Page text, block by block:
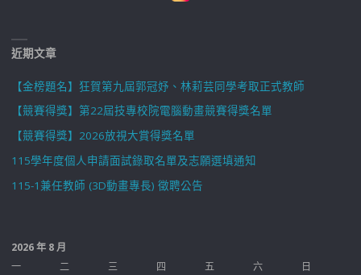
近期文章
【金榜題名】狂賀第九屆郭冠妤、林莉芸同學考取正式教師
【競賽得獎】第22屆技專校院電腦動畫競賽得獎名單
【競賽得獎】2026放視大賞得獎名單
115學年度個人申請面試錄取名單及志願選填通知
115-1兼任教師 (3D動畫專長) 徵聘公告
2026 年 8 月
一
二 三 四 五 六
日